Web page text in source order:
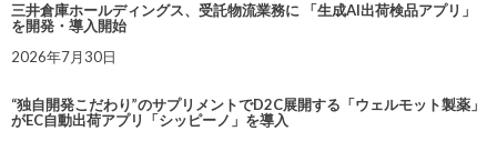
三井倉庫ホールディングス、受託物流業務に 「生成AI出荷検品アプリ」
を開発・導入開始
2026年7月30日
“独自開発こだわり”のサプリメントでD2C展開する「ウェルモット製薬」
がEC自動出荷アプリ「シッピーノ」を導入